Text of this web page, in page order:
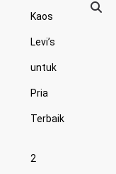
Kaos
Levi’s
untuk
Pria
Terbaik
2